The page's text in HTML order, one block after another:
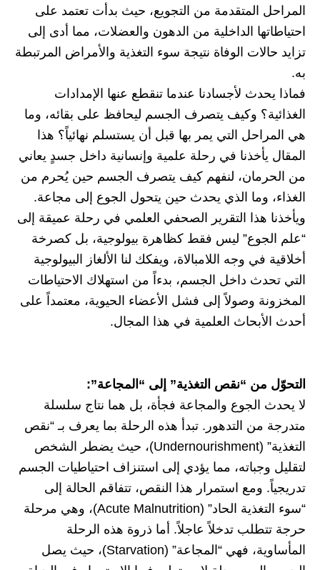
المراحل المتقدمة من التجويع، حيث بدأت تعتمد على
احتياطاتها الداخلية من الدهون والعضلات، مما أدى إلى
تزايد حالات الوفاة نتيجة سوء التغذية والأمراض المرتبطة
به.
فماذا يحدث لأجسادنا عندما تنقطع عنها الإمدادات
الغذائية؟ وكيف يتصرف الجسم ليحافظ على بقائه، وما
هي المراحل التي يمر بها قبل أن يستسلم نهائياً؟ هذا
المقال يأخذنا في رحلة علمية وإنسانية داخل جسدٍ يعاني
من الحرمان، لنفهم كيف يتصرف الجسم حين يُحرم من
الغذاء، وما الذي يحدث حين يتحول الجوع إلى مجاعة.
ويأخذنا هذا التقرير الصحفي العلمي في رحلة عميقة إلى
“علم الجوع” ليس فقط كظاهرة بيولوجية، بل كصرخة
أخلاقية في وجه اللامبالاة، ويفكك لنا الألغاز البيولوجية
التي تحدث داخل الجسم، بدءاً من استهلاك الاحتياطات
المخزونة وصولاً إلى فشل الأعضاء الحيوية، معتمداً على
أحدث الأبحاث العلمية في هذا المجال.
التحوّل من “نقص التغذية” إلى “المجاعة”:
لا يحدث الجوع والمجاعة فجأة، بل هما نتاج سلسلة
متدرجة من التدهور. تبدأ هذه الرحلة بما يعرف بـ “نقص
التغذية” (Undernourishment)، حيث يضطر الشخص
لتقليل وجباته، مما يؤدي إلى استنزاف احتياطيات الجسم
تدريجياً. ومع استمرار هذا النقص، تتفاقم الحالة إلى
“سوء التغذية الحاد” (Acute Malnutrition)، وهي مرحلة
حرجة تتطلب تدخلاً عاجلاً. أما ذروة هذه الرحلة
المأساوية، فهي “المجاعة” (Starvation)، حيث يصل